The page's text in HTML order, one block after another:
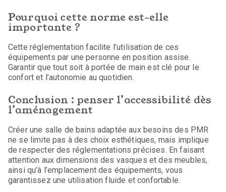
Pourquoi cette norme est-elle
importante ?
Cette réglementation facilite l’utilisation de ces
équipements par une personne en position assise.
Garantir que tout soit à portée de main est clé pour le
confort et l’autonomie au quotidien.
Conclusion : penser l’accessibilité dès
l’aménagement
Créer une salle de bains adaptée aux besoins des PMR
ne se limite pas à des choix esthétiques, mais implique
de respecter des réglementations précises. En faisant
attention aux dimensions des vasques et des meubles,
ainsi qu’à l’emplacement des équipements, vous
garantissez une utilisation fluide et confortable.